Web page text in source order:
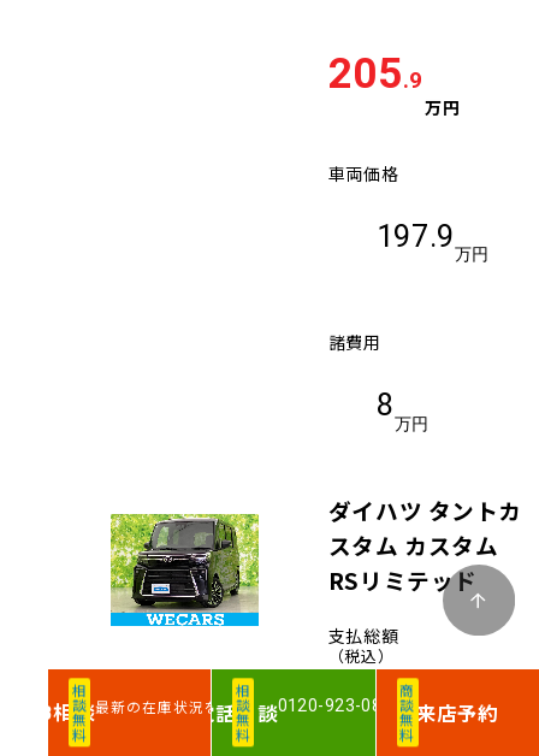
205.9
万円
車両価格
197.9
万円
諸費用
8
万円
ダイハツ タントカ
スタム カスタム
RSリミテッド
支払総額
（税込）
199
相談無料
WEB相談最新の在庫状況を確認
相談無料
電話相談0120-923-083 商談無料来店予約